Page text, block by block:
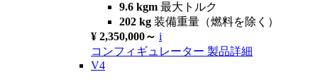
9.6 kgm 最大トルク
202 kg 装備重量（燃料を除く）
¥ 2,350,000～ i
コンフィギュレーター 製品詳細
V4